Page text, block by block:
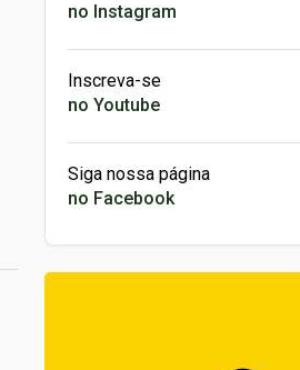
no Instagram
Inscreva-se
no Youtube
Siga nossa página
no Facebook